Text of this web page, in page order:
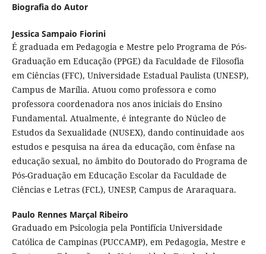
Biografia do Autor
Jessica Sampaio Fiorini
É graduada em Pedagogia e Mestre pelo Programa de Pós-
Graduação em Educação (PPGE) da Faculdade de Filosofia
em Ciências (FFC), Universidade Estadual Paulista (UNESP),
Campus de Marília. Atuou como professora e como
professora coordenadora nos anos iniciais do Ensino
Fundamental. Atualmente, é integrante do Núcleo de
Estudos da Sexualidade (NUSEX), dando continuidade aos
estudos e pesquisa na área da educação, com ênfase na
educação sexual, no âmbito do Doutorado do Programa de
Pós-Graduação em Educação Escolar da Faculdade de
Ciências e Letras (FCL), UNESP, Campus de Araraquara.
Paulo Rennes Marçal Ribeiro
Graduado em Psicologia pela Pontifícia Universidade
Católica de Campinas (PUCCAMP), em Pedagogia, Mestre e